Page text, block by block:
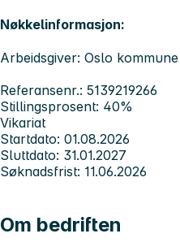
Nøkkelinformasjon:
Arbeidsgiver: Oslo kommune
Referansenr.: 5139219266
Stillingsprosent: 40%
Vikariat
Startdato: 01.08.2026
Sluttdato: 31.01.2027
Søknadsfrist: 11.06.2026
Om bedriften